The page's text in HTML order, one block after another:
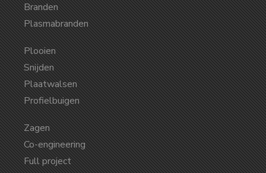
Branden
Plasmabranden
Plooien
Snijden
Plaatwalsen
Profielbuigen
Zagen
Co-engineering
Full project